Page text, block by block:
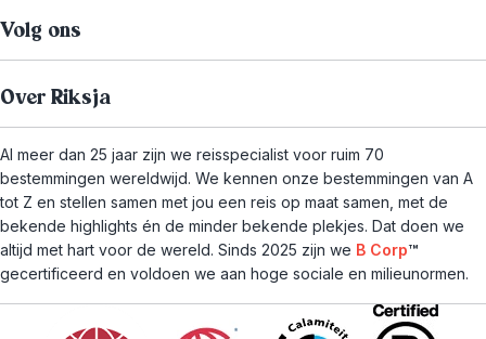
Volg ons
Over Riksja
Al meer dan 25 jaar zijn we reisspecialist voor ruim 70
bestemmingen wereldwijd. We kennen onze bestemmingen van A
tot Z en stellen samen met jou een reis op maat samen, met de
bekende highlights én de minder bekende plekjes. Dat doen we
altijd met hart voor de wereld. Sinds 2025 zijn we B Corp™
gecertificeerd en voldoen we aan hoge sociale en milieunormen.